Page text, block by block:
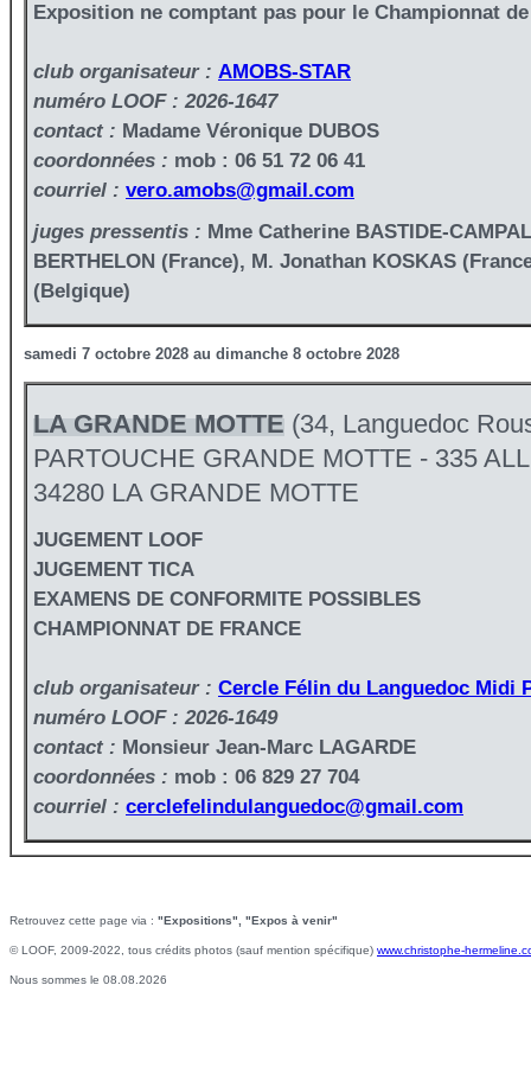
Exposition ne comptant pas pour le Championnat
club organisateur : AMOBS-STAR
numéro LOOF : 2026-1647
contact : Madame Véronique DUBOS
coordonnées : mob : 06 51 72 06 41
courriel : vero.amobs@gmail.com
juges pressentis : Mme Catherine BASTIDE-
BERTHELON (France), M. Jonathan KOSKAS
(Belgique)
samedi 7 octobre 2028 au dimanche 8 octobre 2028
LA GRANDE MOTTE (34, Languedoc
PARTOUCHE GRANDE MOTTE - 335
34280 LA GRANDE MOTTE
JUGEMENT LOOF
JUGEMENT TICA
EXAMENS DE CONFORMITE POSSIBLES
CHAMPIONNAT DE FRANCE
club organisateur : Cercle Félin du Languedoc Midi
numéro LOOF : 2026-1649
contact : Monsieur Jean-Marc LAGARDE
coordonnées : mob : 06 829 27 704
courriel : cerclefelindulanguedoc@gmail.com
Retrouvez cette page via : "Expositions", "Expos à venir"
© LOOF, 2009-2022, tous crédits photos (sauf mention spécifique) www.christophe-
Nous sommes le 08.08.2026